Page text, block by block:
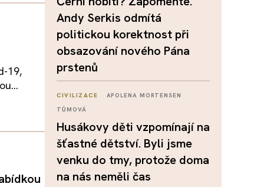
19,
Andy Serkis odmítá
politickou korektnost při
obsazování nového Pána
prstenů
CIVILIZACE
APOLENA MORTENSEN
TŮMOVÁ
Husákovy děti vzpomínají na
šťastné dětství. Byli jsme
venku do tmy, protože doma
na nás neměli čas